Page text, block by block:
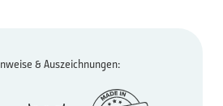
& Auszeichnungen: